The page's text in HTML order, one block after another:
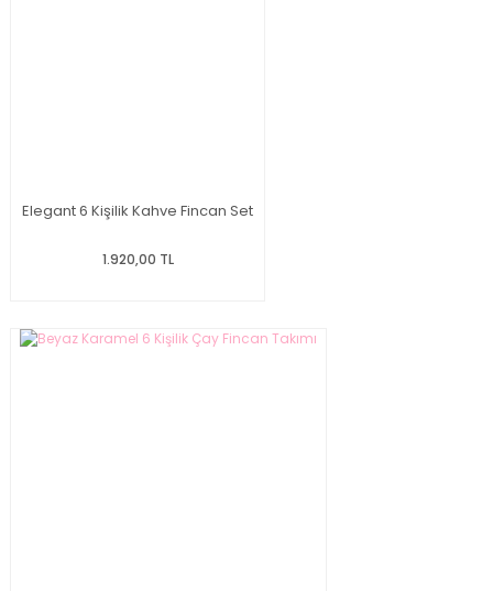
Elegant 6 Kişilik Kahve Fincan Set
1.920,00 TL